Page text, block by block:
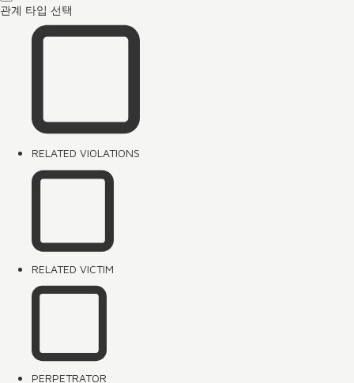
관계 타입 선택
RELATED VIOLATIONS
RELATED VICTIM
PERPETRATOR